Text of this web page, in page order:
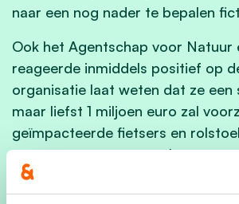
naar een nog nader te bepalen
Ook het Agentschap voor Natuur
reageerde inmiddels positief op
organisatie laat weten dat ze een
maar liefst 1 miljoen euro zal
geïmpacteerde fietsers en
een omweg moeten maken van
kilometer.